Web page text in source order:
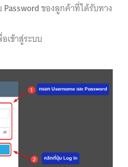
Passwordของลูกค้าที่ได้รับทาง
อเข้าสู่ระบบ